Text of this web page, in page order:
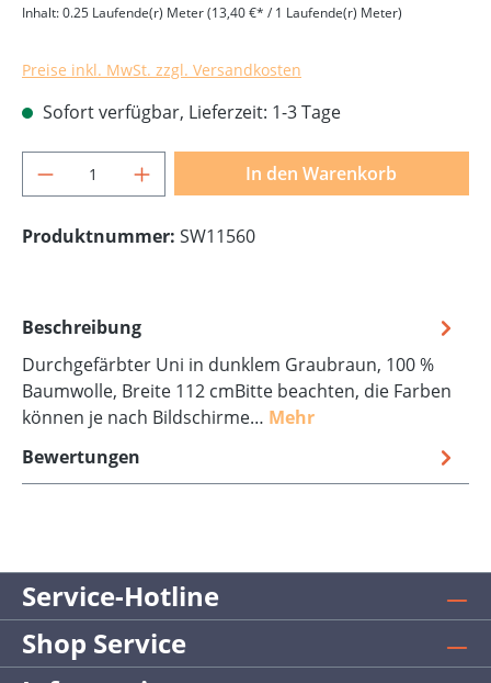
Inhalt:0.25 Laufende(r) Meter(13,40 €* / 1 Laufende(r) Meter)
Preise inkl. MwSt. zzgl. Versandkosten
Sofort verfügbar, Lieferzeit: 1-3 Tage
Produkt Anzahl: Gib den gewünschten
In den Warenkorb
Produktnummer: SW11560
Beschreibung
Durchgefärbter Uni in dunklem Graubraun, 100 %
Baumwolle, Breite 112 cmBitte beachten, die Farben
können je nach Bildschirme… Mehr
Bewertungen
Service-Hotline
Shop Service